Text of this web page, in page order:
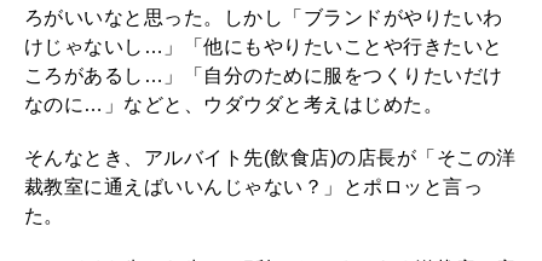
ろがいいなと思った。しかし「ブランドがやりたいわ
けじゃないし…」「他にもやりたいことや行きたいと
ころがあるし…」「自分のために服をつくりたいだけ
なのに…」などと、ウダウダと考えはじめた。
そんなとき、アルバイト先(飲食店)の店長が「そこの洋
裁教室に通えばいいんじゃない？」とポロッと言っ
た。